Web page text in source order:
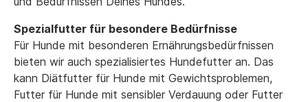
Spezialfutter für besondere Bedürfnisse
Für Hunde mit besonderen Ernährungsbedürfnissen
bieten wir auch spezialisiertes Hundefutter an. Das
kann Diätfutter für Hunde mit Gewichtsproblemen,
Futter für Hunde mit sensibler Verdauung oder Futter